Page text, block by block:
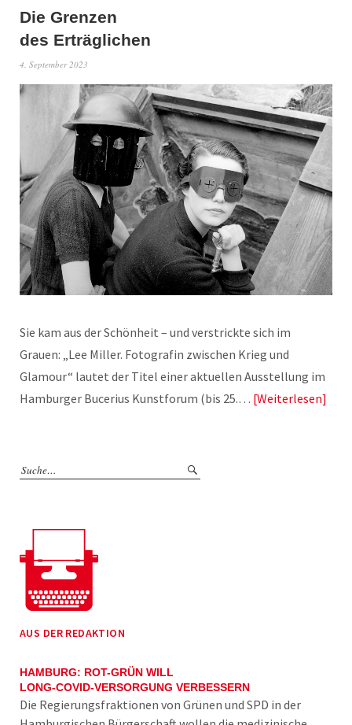
Die Grenzen
des Erträglichen
4. September 2023
Sie kam aus der Schönheit – und verstrickte sich im
Grauen: „Lee Miller. Fotografin zwischen Krieg und
Glamour“ lautet der Titel einer aktuellen Ausstellung im
Hamburger Bucerius Kunstforum (bis 25.… Weiterlesen
AUS DER REDAKTION
HAMBURG: ROT-GRÜN WILL
LONG-COVID-VERSORGUNG VERBESSERN
Die Regierungsfraktionen von Grünen und SPD in der